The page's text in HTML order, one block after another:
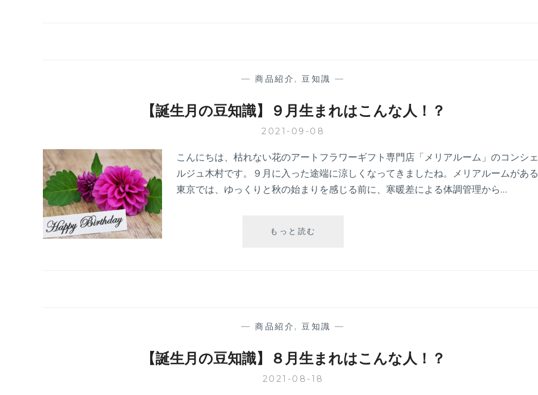
１
生
ま
は
ん
な
—商品紹介 ,豆知識 —
【誕生月の豆知識】９月生まれはこんな人！？
2021-09-08
こんにちは、枯れない花のアートフラワーギフト専門店「メリアルーム」のコンシェ
ルジュ木村です。９月に入った途端に涼しくなってきましたね。メリアルームがある
東京では、ゆっくりと秋の始まりを感じる前に、寒暖差による体調管理から…
もっと読む
９
ま
れ
—商品紹介 , 豆知識 —
【誕生月の豆知識】８月生まれはこんな人！？
2021-08-18